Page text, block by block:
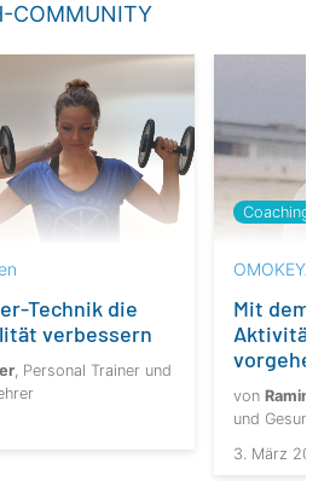
COMMUNITY
Technik die
verbessern
, Personal Trainer und
Coaching
OMOKEYA-
Mit dem
vorgehen
von Ramin
und
3. März 2025